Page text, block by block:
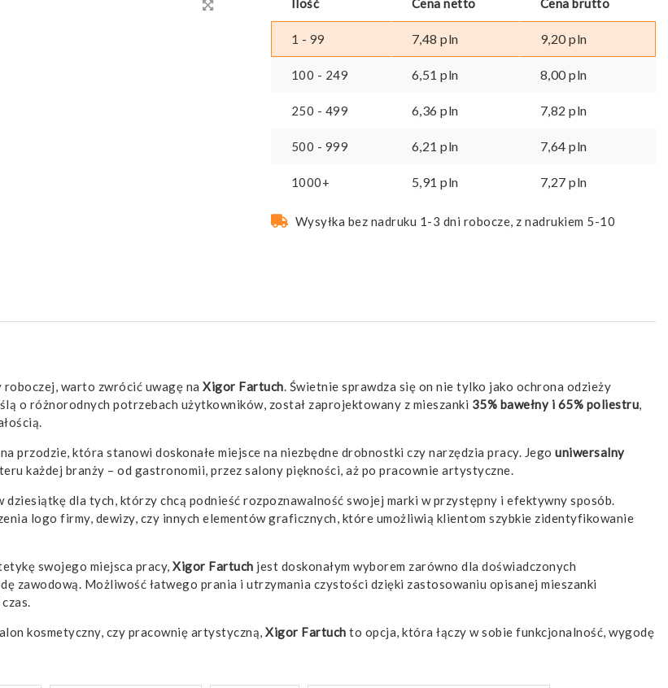
1 - 99 7,48pln 9,20pln
100 - 249 6,51pln 8,00pln
250 - 499 6,36pln 7,82pln
500 - 999 6,21pln 7,64pln
1000+ 5,91pln 7,27pln
Wysyłka bez nadruku 1-3 dni robocze, z nadrukiem 5-10
warto zwrócić uwagę na Xigor Fartuch. Świetnie sprawdza się on nie tylko jako ochrona odzieży
o różnorodnych potrzebach użytkowników, został zaprojektowany z mieszanki 35% bawełny i 65% poliestru,
przodzie, która stanowi doskonałe miejsce na niezbędne drobnostki czy narzędzia pracy. Jego uniwersalny
każdej branży – od gastronomii, przez salony piękności, aż po pracownie artystyczne.
dla tych, którzy chcą podnieść rozpoznawalność swojej marki w przystępny i efektywny sposób.
logo firmy, dewizy, czy innych elementów graficznych, które umożliwią klientom szybkie zidentyfikowanie
swojego miejsca pracy, Xigor Fartuch jest doskonałym wyborem zarówno dla doświadczonych
zawodową. Możliwość łatwego prania i utrzymania czystości dzięki zastosowaniu opisanej mieszanki
kosmetyczny, czy pracownię artystyczną, Xigor Fartuch to opcja, która łączy w sobie funkcjonalność, wygodę